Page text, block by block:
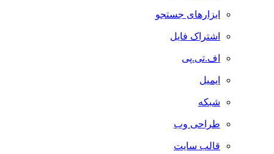
ابزارهای جستجو
اشتراک فایل
اف.تی.پی
ایمیل
شبکه
طراحی وب
قالب سایت